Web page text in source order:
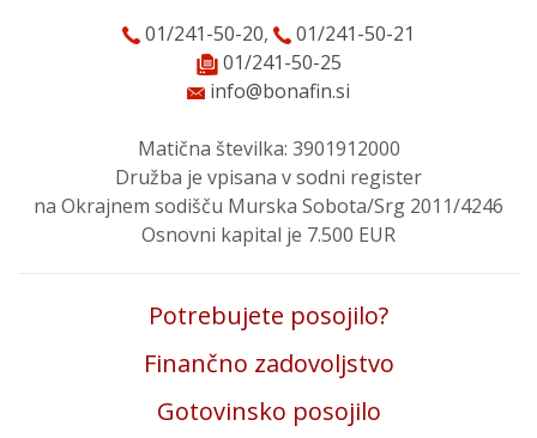
01/241-50-20,
01/241-50-21
01/241-50-25
info@bonafin.si
Matična številka: 3901912000
Družba je vpisana v sodni register
na Okrajnem sodišču Murska Sobota/Srg 2011/4246
Osnovni kapital je 7.500 EUR
Potrebujete posojilo?
Finančno zadovoljstvo
Gotovinsko posojilo